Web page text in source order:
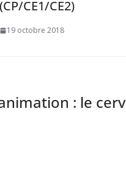
(CP/CE1/CE2)
19 octobre 2018
: le